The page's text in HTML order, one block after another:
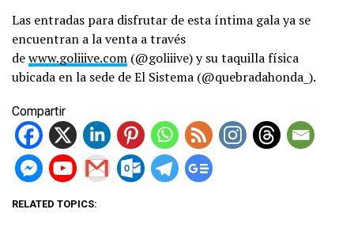
Las entradas para disfrutar de esta íntima gala ya se
encuentran a la venta a través
dewww.goliiive.com (@goliiive) y su taquilla física
ubicada en la sede de El Sistema (@quebradahonda_).
Compartir
RELATED TOPICS: